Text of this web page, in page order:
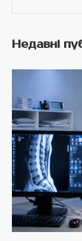
Недавні